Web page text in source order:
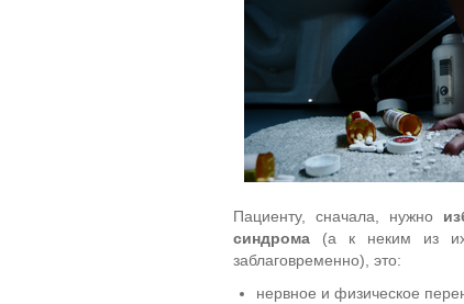
Пациенту, сначала, нужно
синдрома (а к неким из
заблаговременно), это:
нервное и физическое